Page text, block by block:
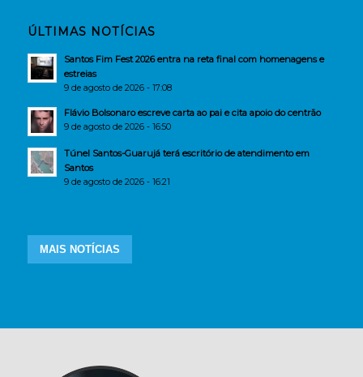
ÚLTIMAS NOTÍCIAS
Santos Fim Fest 2026 entra na reta final com homenagens e
estreias
9 de agosto de 2026 - 17:08
Flávio Bolsonaro escreve carta ao pai e cita apoio do centrão
9 de agosto de 2026 - 16:50
Túnel Santos-Guarujá terá escritório de atendimento em
Santos
9 de agosto de 2026 - 16:21
MAIS NOTÍCIAS